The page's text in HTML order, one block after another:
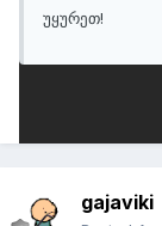
უყურეთ!
gajaviki